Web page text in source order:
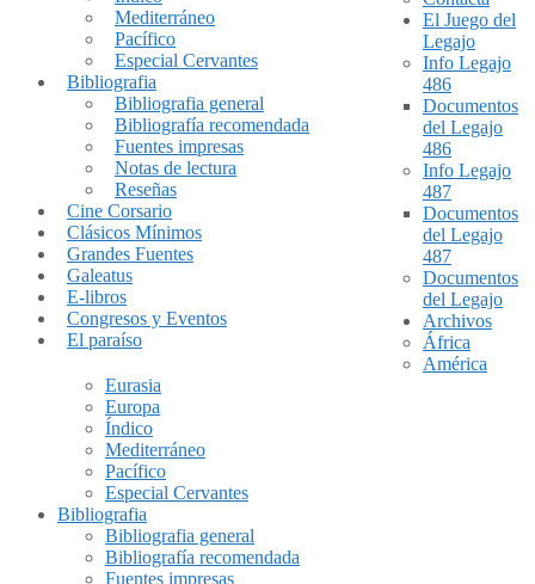
Mediterráneo
Pacífico
Especial Cervantes
Bibliografia
Bibliografia general
Bibliografía recomendada
Fuentes impresas
Notas de lectura
Reseñas
Cine Corsario
Clásicos Mínimos
Grandes Fuentes
Galeatus
E-libros
Congresos y Eventos
El paraíso
El Juego del
Legajo
Info Legajo
486
Documentos
del Legajo
486
Info Legajo
487
Documentos
del Legajo
487
Documentos
del Legajo
Archivos
África
América
Eurasia
Europa
Índico
Mediterráneo
Pacífico
Especial Cervantes
Bibliografia
Bibliografia general
Bibliografía recomendada
Fuentes impresas